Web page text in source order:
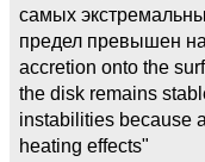
самых
предел превышен
accretion onto the
the disk remains
instabilities because
heating effects"